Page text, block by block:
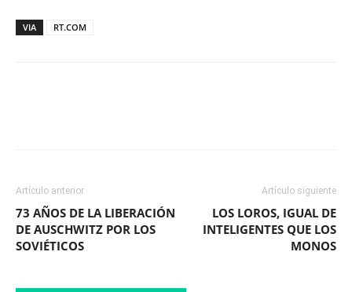
VIA RT.COM
Artículo anterior
73 AÑOS DE LA LIBERACIÓN
DE AUSCHWITZ POR LOS
SOVIÉTICOS
Artículo siguiente
LOS LOROS, IGUAL DE
INTELIGENTES QUE LOS
MONOS